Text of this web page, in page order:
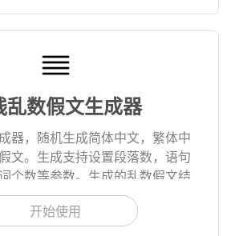
乱数假文生成器
器，随机生成简体中文，繁体中
文。生成支持设置段落数，语句
个数等参数。生成的乱数假文结
。
开始使用